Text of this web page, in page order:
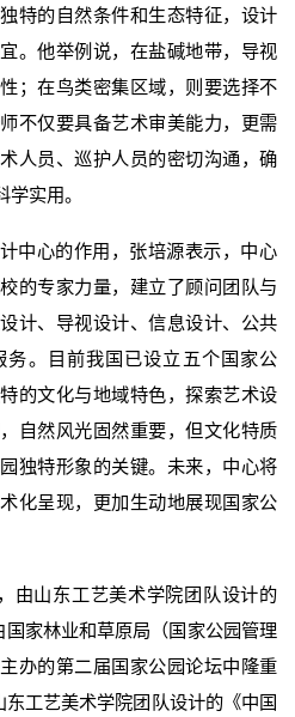
特的自然条件和生态特征，设计
。他举例说，在盐碱地带，导视
；在鸟类密集区域，则要选择不
不仅要具备艺术审美能力，更需
人员、巡护人员的密切沟通，确
实用。
中心的作用，张培源表示，中心
的专家力量，建立了顾问团队与
计、导视设计、信息设计、公共
。目前我国已设立五个国家公
的文化与地域特色，探索艺术设
自然风光固然重要，但文化特质
独特形象的关键。未来，中心将
化呈现，更加生动地展现国家公
由山东工艺美术学院团队设计的
国家林业和草原局（国家公园管理
办的第二届国家公园论坛中隆重
工艺美术学院团队设计的《中国